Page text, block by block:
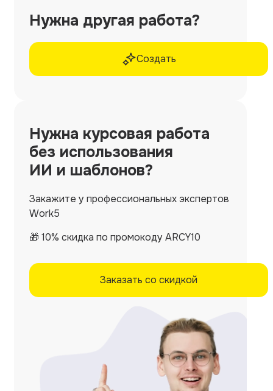
Нужна другая работа?
Создать
Нужна курсовая работа
без использования
ИИ и шаблонов?
Закажите у профессиональных экспертов
Work5
🎁 10% скидка по промокоду ARCY10
Заказать со скидкой